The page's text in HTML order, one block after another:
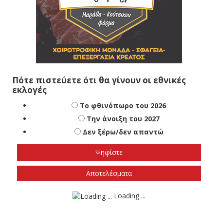
Πότε πιστεύετε ότι θα γίνουν οι εθνικές
εκλογές
Το φθινόπωρο του 2026
Την άνοιξη του 2027
Δεν ξέρω/δεν απαντώ